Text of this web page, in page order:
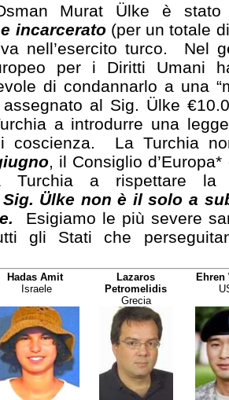
Murat Ülke è
incarcerato (per un totale
nell’esercito turco. Nel
per i Diritti Umani
di condannarlo a una
al Sig. Ülke
a introdurre una
coscienza. La Turchia
, il Consiglio
Turchia a rispettare la
Ülke non è il solo a
Esigiamo le più severe
gli Stati che
Hadas Amit
Israele
Lazaros
Petromelidis
Grecia
Ehren